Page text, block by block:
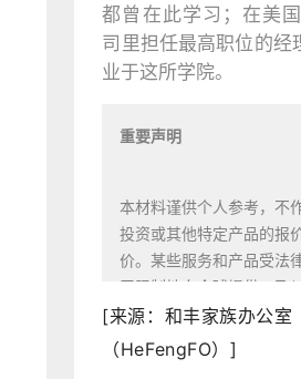
都曾在此学习；在美
司里担任最高职位的经
业于这所学院。
重要声明
本材料谨供个人参考，不
投资或其他特定产品的报
价。 某些服务和产品受法
无限制地向全球提供、及/
所有投资者销售。本材料
意见的来源被认为是可靠
管如此我们对其准确性、
[来源：和丰家族办公室
（HeFengFO）]